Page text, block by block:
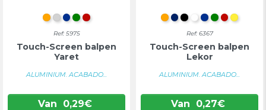
ORANJE
ZILVER
BLAUW
GROEN
ROOD
Ref: 5975
Touch-Screen balpen
Yaret
ALUMINIUM. ACABADO...
Van 0,29€
ORANJE
MARINEBLAUW
ZWART
WITBLAUW
GROEN
ROOD
GEEL
Ref: 6367
Touch-Screen balpen
Lekor
ALUMINIUM. ACABADO...
Van 0,27€